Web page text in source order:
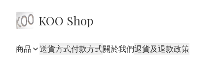
KOO Shop
商品 送貨方式付款方式關於我們退貨及退款政策